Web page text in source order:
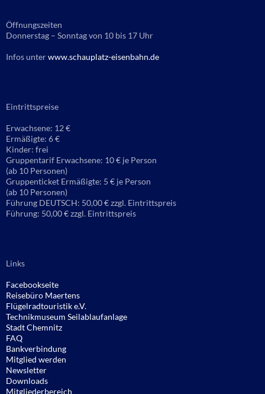
Öffnungszeiten
Donnerstag – Sonntag von 10 bis 17 Uhr
Infos unterwww.schauplatz-eisenbahn.de
Eintrittspreise
Erwachsene: 12 €
Ermäßigte: 6 €
Kinder: frei
Gruppentarif Erwachsene: 10 € je Person
(ab 10 Personen)
Gruppenticket Ermäßigte: 5 € je Person
(ab 10 Personen)
Führung DEUTSCH: 50,00 € zzgl. Eintrittspreis
Führung: 50,00 € zzgl. Eintrittspreis
Links
Facebookseite
Reisebüro Maertens
Flügelradtouristik e.V.
Technikmuseum Seilablaufanlage
Stadt Chemnitz
FAQ
Bankverbindung
Mitglied werden
Newsletter
Downloads
Mitgliederbereich